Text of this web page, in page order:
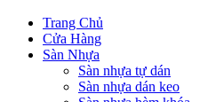
Trang Chủ
Cửa Hàng
Sàn Nhựa
Sàn nhựa tự dán
Sàn nhựa dán keo